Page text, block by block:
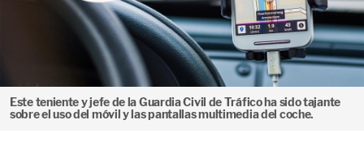
Este teniente y jefe de la Guardia Civil de Tráfico ha sido tajante
sobre el uso del móvil y las pantallas multimedia del coche.